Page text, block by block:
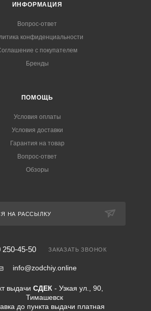
ИНФОРМАЦИЯ
Вопрос-ответ
конфиденциальности
с покупателем
Бренды
ПОМОЩЬ
Условия оплаты
Условия доставки
Гарантия на товар
Вопрос-ответ
Обзоры
НА РАССЫЛКУ
250-45-50 ЗАКАЗАТЬ ЗВОНОК
info@zodchiy.online
выдачи СДЕК - Узкая ул., 90,
Тимашевск
до пункта выдачи платная